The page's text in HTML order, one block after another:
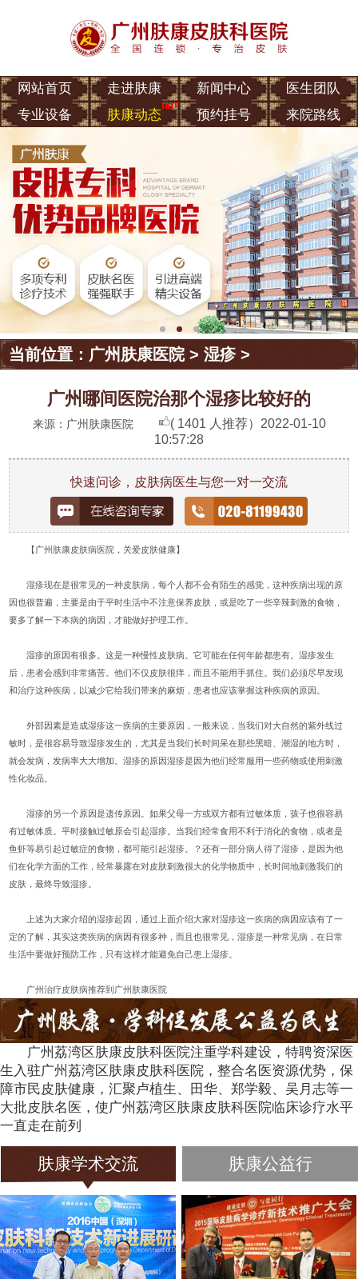
网站首页 走进肤康 新闻中心
医生团队
专业设备
肤康动态 预约挂号 来院路线
当前位置： 广州肤康医院>湿疹>
广州哪间医院治那个湿疹比较好的
来源：广州肤康医院 ( 1401 人推荐） 2022-01-10
10:57:28
快速问诊，皮肤病医生与您一对一交流
【广州肤康皮肤病医院，关爱皮肤健康】
湿疹现在是很常见的一种皮肤病，每个人都不会有陌生的感觉，这种疾病出现的原
因也很普遍，主要是由于平时生活中不注意保养皮肤，或是吃了一些辛辣刺激的食物，
要多了解一下本病的病因，才能做好护理工作。
湿疹的原因有很多。这是一种慢性皮肤病。它可能在任何年龄都患有。湿疹发生
后，患者会感到非常痛苦。他们不仅皮肤很痒，而且不能用手抓住。我们必须尽早发现
和治疗这种疾病，以减少它给我们带来的麻烦，患者也应该掌握这种疾病的原因。
外部因素是造成湿疹这一疾病的主要原因，一般来说，当我们对大自然的紫外线过
敏时，是很容易导致湿疹发生的，尤其是当我们长时间呆在那些黑暗、潮湿的地方时，
就会发病，发病率大大增加。湿疹的原因湿疹是因为他们经常服用一些药物或使用刺激
性化妆品。
湿疹的另一个原因是遗传原因。如果父母一方或双方都有过敏体质，孩子也很容易
有过敏体质。平时接触过敏原会引起湿疹。当我们经常食用不利于消化的食物，或者是
鱼虾等易引起过敏症的食物，都可能引起湿疹。？还有一部分病人得了湿疹，是因为他
们在化学方面的工作，经常暴露在对皮肤刺激很大的化学物质中，长时间地刺激我们的
皮肤，最终导致湿疹。
上述为大家介绍的湿疹起因，通过上面介绍大家对湿疹这一疾病的病因应该有了一
定的了解，其实这类疾病的病因有很多种，而且也很常见，湿疹是一种常见病，在日常
生活中要做好预防工作，只有这样才能避免自己患上湿疹。
广州治疗皮肤病推荐到广州肤康医院
广州荔湾区肤康皮肤科医院注重学科建设，特聘资深医
生入驻广州荔湾区肤康皮肤科医院，整合名医资源优势，保
障市民皮肤健康，汇聚卢植生、田华、郑学毅、吴月志等一
大批皮肤名医，使广州荔湾区肤康皮肤科医院临床诊疗水平
一直走在前列
肤康学术交流 肤康公益行